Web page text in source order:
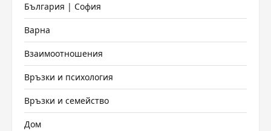
България | София
Варна
Взаимоотношения
Връзки и психология
Връзки и семейство
Дом